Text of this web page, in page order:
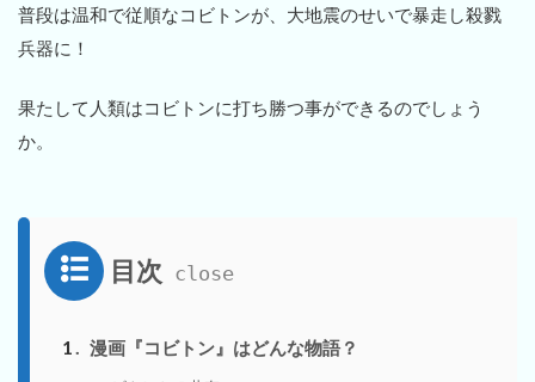
普段は温和で従順なコビトンが、大地震のせいで暴走し殺戮
兵器に！
果たして人類はコビトンに打ち勝つ事ができるのでしょう
か。
目次
1 漫画『コビトン』はどんな物語？